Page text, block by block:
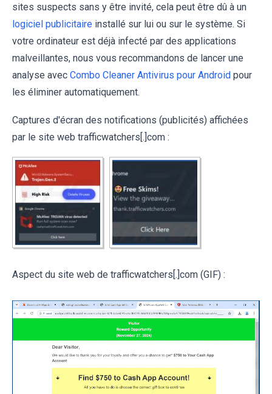
sites suspects sans y être invité, cela peut être dû à un
logiciel publicitaire installé sur lui ou sur le système. Si
votre ordinateur est déjà infecté par des applications
malveillantes, nous vous recommandons de lancer une
analyse avec Combo Cleaner Antivirus pour Android pour
les éliminer automatiquement.
Captures d'écran des notifications (publicités) affichées
par le site web trafficwatchers[.]com :
Aspect du site web de trafficwatchers[.]com (GIF) :